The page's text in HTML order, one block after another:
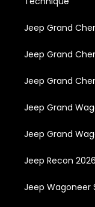
Jeep Grand
Jeep Grand
Jeep Grand
Jeep Grand
Jeep Grand
Jeep Recon
Jeep Wagoneer